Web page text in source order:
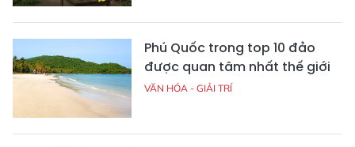
Phú Quốc trong top 10 đảo
được quan tâm nhất thế giới
VĂN HÓA - GIẢI TRÍ